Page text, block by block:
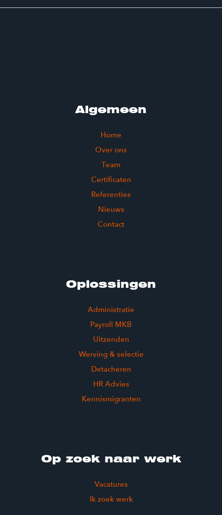
Algemeen
Home
Over ons
Team
Certificaten
Referenties
Nieuws
Contact
Oplossingen
Administratie
Payroll MKB
Uitzenden
Werving & selectie
Detacheren
HR Advies
Kennismigranten
Op zoek naar werk
Vacatures
Ik zoek werk